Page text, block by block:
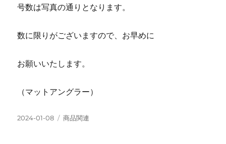
号数は写真の通りとなります。
数に限りがございますので、お早めに
お願いいたします。
（マットアングラー）
投
2024-01-08
カ
商品関連